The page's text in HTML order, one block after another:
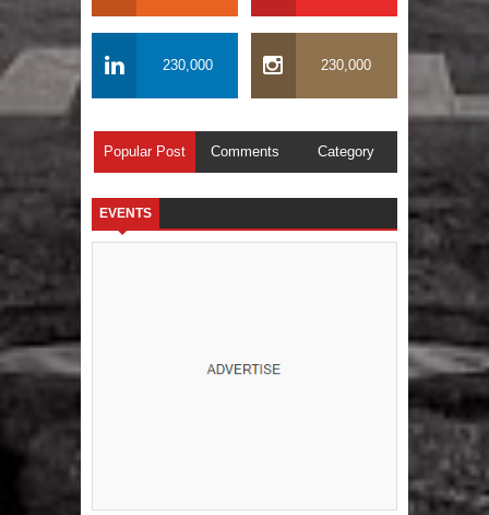
230,000 230,000
Popular Post Comments Category
EVENTS